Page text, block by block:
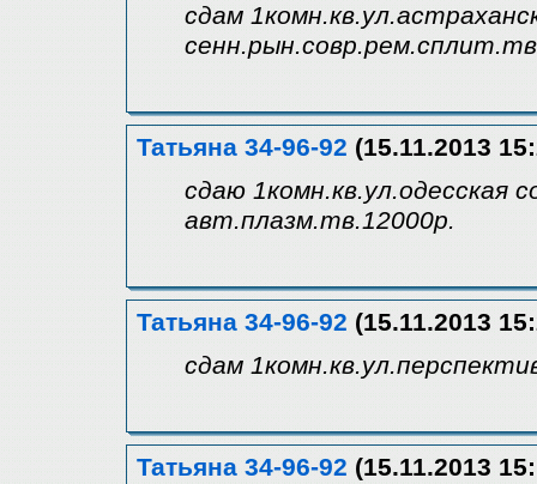
сдам
Татьяна 34-96-92 (15.11.2013
сдаю 1комн.кв.ул.одесская
авт.плазм.тв.12000р.
Татьяна 34-96-92 (15.11.2013
сдам
Татьяна 34-96-92 (15.11.2013